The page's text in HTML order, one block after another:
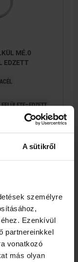
A sütikről
személyre
Ezenkívül
partnereinkkel
vonatkozó
más olyan
MÉ.0
EDZETT
F X 30°=1
F2 KB. N=12